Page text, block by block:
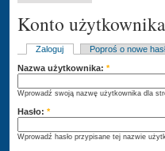
Konto użytkownika
Zaloguj
Poproś o nowe
Nazwa użytkownika: *
Wprowadź swoją nazwę użytkownika dla
Hasło: *
Wprowadź hasło przypisane tej nazwie